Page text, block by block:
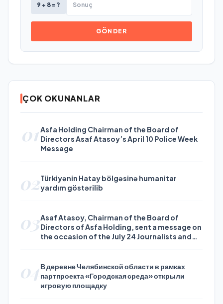
9 + 8 = ?
GÖNDER
ÇOK OKUNANLAR
01Asfa Holding Chairman of the Board of
Directors Asaf Atasoy’s April 10 Police Week
Message
02Türkiyənin Hatay bölgəsinə humanitar
yardım göstərilib
03Asaf Atasoy, Chairman of the Board of
Directors of Asfa Holding, sent a message on
the occasion of the July 24 Journalists and
04В деревне Челябинской области в рамках
партпроекта «Городская среда» открыли
игровую площадку